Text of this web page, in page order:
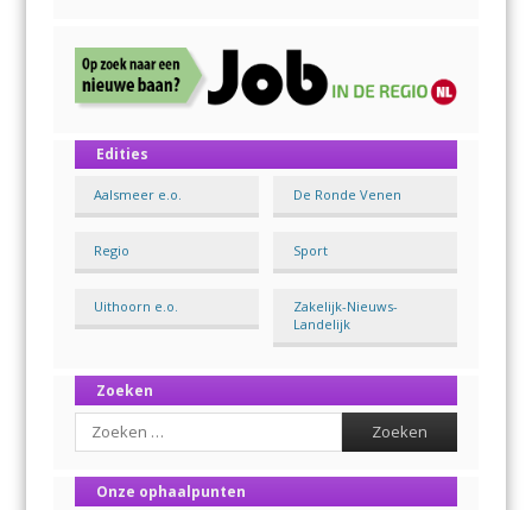
Edities
Aalsmeer e.o. De Ronde Venen
Regio Sport
Uithoorn e.o.
Zakelijk-Nieuws-
Landelijk
Zoeken
Search
Onze ophaalpunten